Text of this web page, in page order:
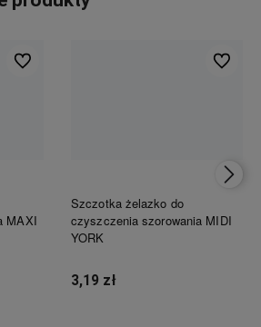
MAXI
Do ulubionych
Szczotka żelazko do
czyszczenia szorowania MIDI
YORK
3,19 zł
Do